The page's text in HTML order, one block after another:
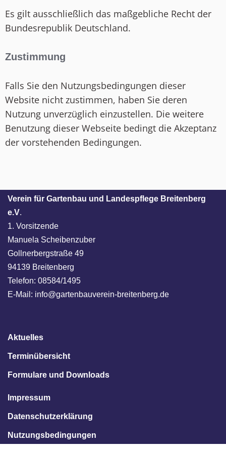
Es gilt ausschließlich das maßgebliche Recht der
Bundesrepublik Deutschland.
Zustimmung
Falls Sie den Nutzungsbedingungen dieser
Website nicht zustimmen, haben Sie deren
Nutzung unverzüglich einzustellen. Die weitere
Benutzung dieser Webseite bedingt die Akzeptanz
der vorstehenden Bedingungen.
Verein für Gartenbau und Landespflege Breitenberg
e.V.
1. Vorsitzende
Manuela Scheibenzuber
Gollnerbergstraße 49
94139 Breitenberg
Telefon: 08584/1495
E-Mail: info@gartenbauverein-breitenberg.de
Aktuelles
Terminübersicht
Formulare und Downloads
Impressum
Datenschutzerklärung
Nutzungsbedingungen